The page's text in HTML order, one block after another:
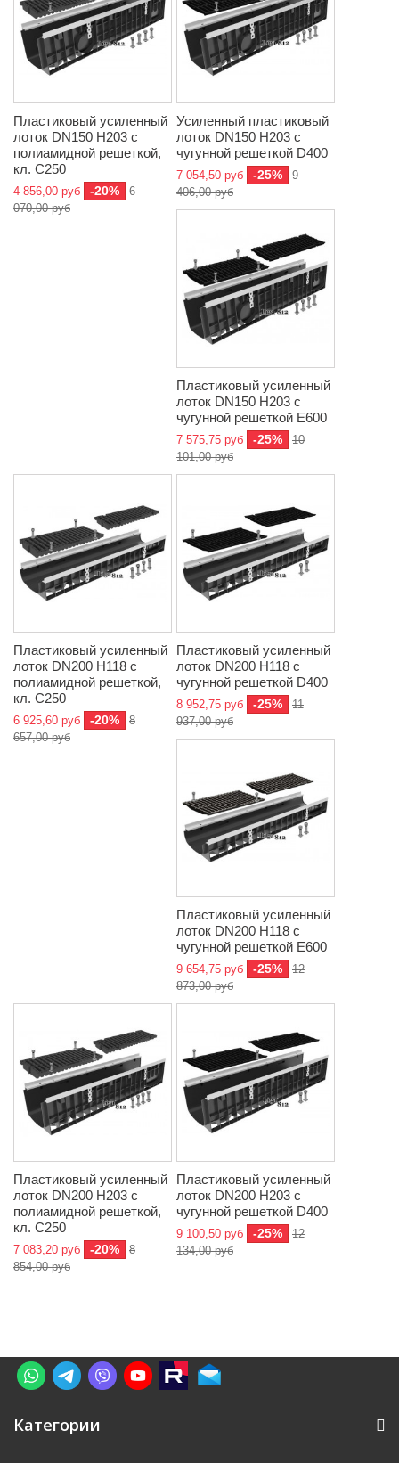
Пластиковый усиленный
лоток DN150 H203 с
полиамидной решеткой,
кл. C250
4 856,00 руб -20%
6
070,00 руб
Усиленный пластиковый
лоток DN150 H203 с
чугунной решеткой D400
7 054,50 руб -25%
9
406,00 руб
Пластиковый усиленный
лоток DN150 H203 с
чугунной решеткой E600
7 575,75 руб -25%
10
101,00 руб
Пластиковый усиленный
лоток DN200 H118 с
полиамидной решеткой,
кл. C250
6 925,60 руб -20%
8
657,00 руб
Пластиковый усиленный
лоток DN200 H118 с
чугунной решеткой D400
8 952,75 руб -25%
11
937,00 руб
Пластиковый усиленный
лоток DN200 H118 с
чугунной решеткой E600
9 654,75 руб -25%
12
873,00 руб
Пластиковый усиленный
лоток DN200 H203 с
полиамидной решеткой,
кл. C250
7 083,20 руб -20%
8
854,00 руб
Пластиковый усиленный
лоток DN200 H203 с
чугунной решеткой D400
9 100,50 руб -25%
12
134,00 руб
Категории